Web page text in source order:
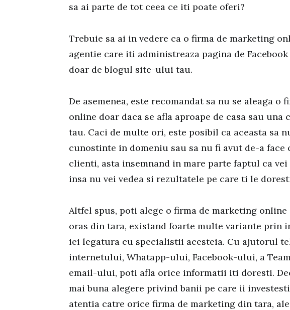
sa ai parte de tot ceea ce iti poate oferi?
Trebuie sa ai in vedere ca o firma de marketing
agentie care iti administreaza pagina de Facebook
doar de blogul site-ului tau.
De asemenea, este recomandat sa nu se aleaga o
online doar daca se afla aproape de casa sau una
tau. Caci de multe ori, este posibil ca aceasta sa
cunostinte in domeniu sau sa nu fi avut de-a
clienti, asta insemnand in mare parte faptul ca
insa nu vei vedea si rezultatele pe care ti le
Altfel spus, poti alege o firma de marketing online
oras din tara, existand foarte multe variante prin
iei legatura cu specialistii acesteia. Cu ajutorul
internetului, Whatapp-ului, Facebook-ului, a
email-ului, poti afla orice informatii iti doresti.
mai buna alegere privind banii pe care ii
atentia catre orice firma de marketing din tara,